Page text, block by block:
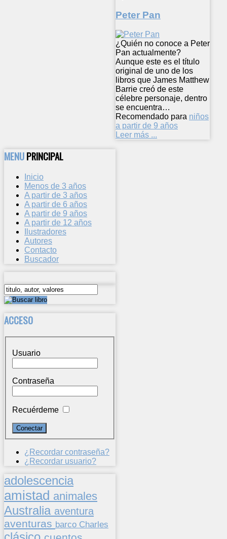
Peter Pan
¿Quién no conoce a Peter
Pan actualmente?
Aunque este es el título
original de uno de los
libros que James Matthew
Barrie creó de este
célebre personaje, dentro
se encuentra…
Recomendado para niños
a partir de 9 años
Leer más ...
MENUPRINCIPAL
Inicio
Menos de 3 años
A partir de 3 años
A partir de 6 años
A partir de 9 años
A partir de 12 años
Ilustradores
Autores
Contacto
Buscador
ACCESO
Usuario
Contraseña
Recuérdeme
¿Recordar contraseña?
¿Recordar usuario?
adolescencia
amistad animales
Australia aventura
aventuras barco Charles